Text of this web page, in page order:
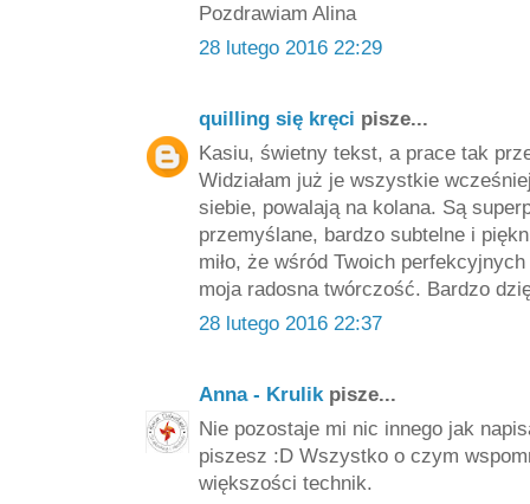
Pozdrawiam Alina
28 lutego 2016 22:29
quilling się kręci pisze...
Kasiu, świetny tekst, a prace tak
Widziałam już je wszystkie
siebie, powalają na kolana. Są
przemyślane, bardzo subtelne i
miło, że wśród Twoich
moja radosna twórczość. Bardzo
28 lutego 2016 22:37
Anna - Krulik pisze...
Nie pozostaje mi nic innego jak
piszesz :D Wszystko o czym
większości technik.